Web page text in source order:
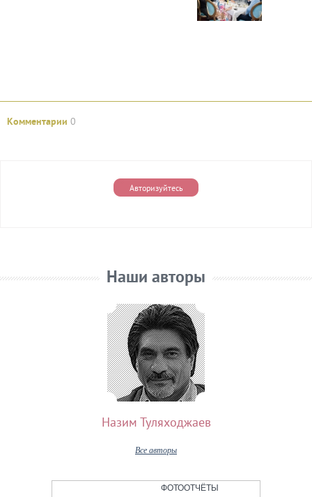
Комментарии 0
Авторизуйтесь
Наши авторы
Назим Туляходжаев
Все авторы
ФОТООТЧЁТЫ